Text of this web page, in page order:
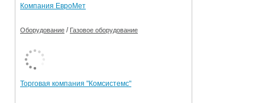
Компания ЕвроМет
Оборудование / Газовое оборудование
Торговая компания "Комсистемс"